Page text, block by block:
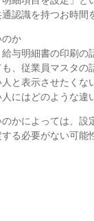
認識を持つお時間
のか
与明細書の印刷の
、従業員マスタ
と表示させたく
にはどのような違
かによっては、
る必要がない可能